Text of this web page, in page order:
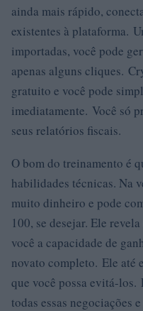
ainda mais rápido,
existentes à plataforma.
importadas, você pode
apenas alguns cliques.
gratuito e você pode
imediatamente. Você só
seus relatórios fiscais.
O bom do treinamento é
habilidades técnicas. Na
muito dinheiro e pode
100, se desejar. Ele
você a capacidade de
novato completo. Ele até
que você possa evitá-
todas essas negociações